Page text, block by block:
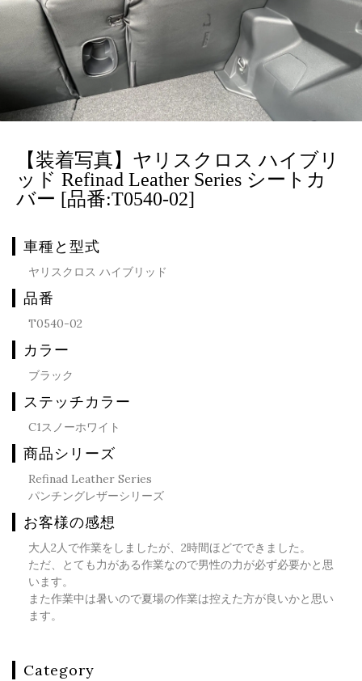
【装着写真】ヤリスクロス ハイブリ
ッド Refinad Leather Series シートカ
バー [品番:T0540-02]
車種と型式
ヤリスクロス ハイブリッド
品番
T0540-02
カラー
ブラック
ステッチカラー
C1スノーホワイト
商品シリーズ
Refinad Leather Series
パンチングレザーシリーズ
お客様の感想
大人2人で作業をしましたが、2時間ほどでできました。
ただ、とても力がある作業なので男性の力が必ず必要かと思
います。
また作業中は暑いので夏場の作業は控えた方が良いかと思い
ます。
Category